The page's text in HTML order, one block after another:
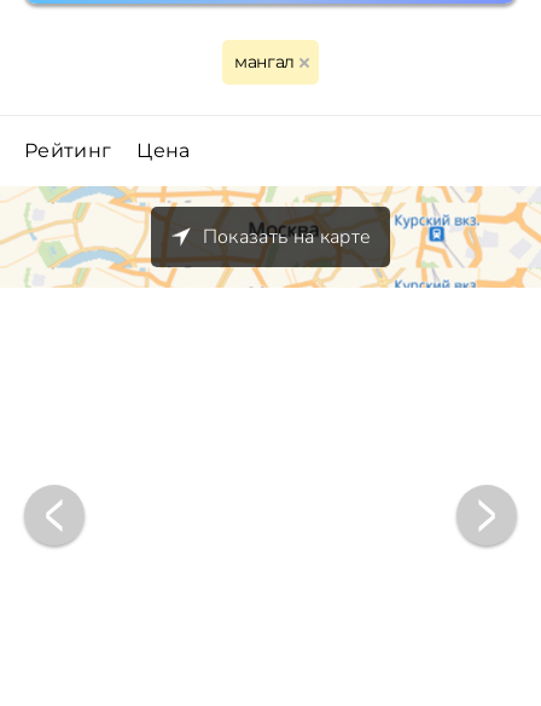
мангал
Рейтинг Цена
Показать на карте